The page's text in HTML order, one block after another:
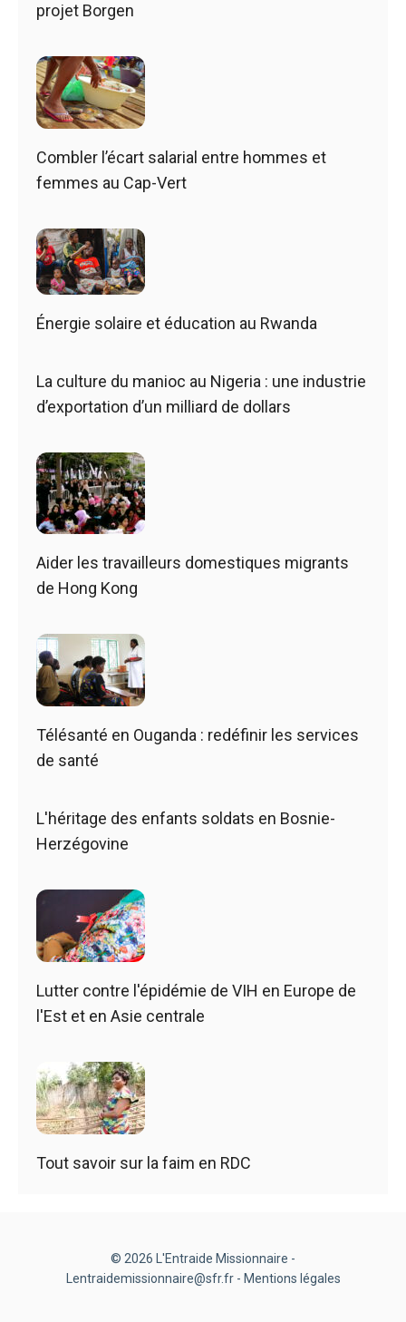
projet Borgen
Combler l’écart salarial entre hommes et
femmes au Cap-Vert
Énergie solaire et éducation au Rwanda
La culture du manioc au Nigeria : une industrie
d’exportation d’un milliard de dollars
Aider les travailleurs domestiques migrants
de Hong Kong
Télésanté en Ouganda : redéfinir les services
de santé
L'héritage des enfants soldats en Bosnie-
Herzégovine
Lutter contre l'épidémie de VIH en Europe de
l'Est et en Asie centrale
Tout savoir sur la faim en RDC
© 2026 L'Entraide Missionnaire -
Lentraidemissionnaire@sfr.fr - Mentions légales